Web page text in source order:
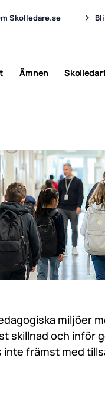
Skolledare.se
Ämnen
miljöer
skillnad och inför
främst med